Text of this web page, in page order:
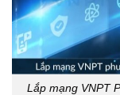
Lắp mạng VNPT